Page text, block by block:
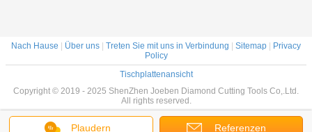
Plaudern Referenzen
Nach Hause Über uns Treten Sie mit uns in Verbindung Sitemap
Privacy
Policy
Tischplattenansicht
Copyright © 2019 - 2025 ShenZhen Joeben Diamond Cutting Tools Co,.Ltd.
All rights reserved.